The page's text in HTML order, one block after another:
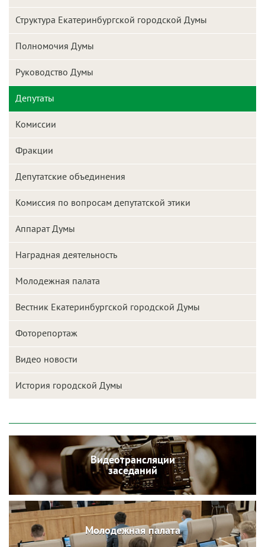
Структура Екатеринбургской городской Думы
Полномочия Думы
Руководство Думы
Депутаты
Комиссии
Фракции
Депутатские объединения
Комиссия по вопросам депутатской этики
Аппарат Думы
Наградная деятельность
Молодежная палата
Вестник Екатеринбургской городской Думы
Фоторепортаж
Видео новости
История городской Думы
Видеотрансляции
заседаний
Молодежная палата